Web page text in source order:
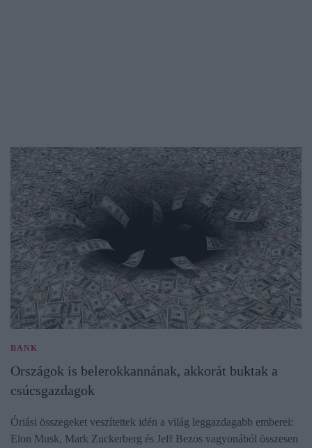
BANK
Országok is belerokkannának, akkorát buktak a
csúcsgazdagok
Óriási összegeket veszítettek idén a világ leggazdagabb emberei:
Elon Musk, Mark Zuckerberg és Jeff Bezos vagyonából összesen